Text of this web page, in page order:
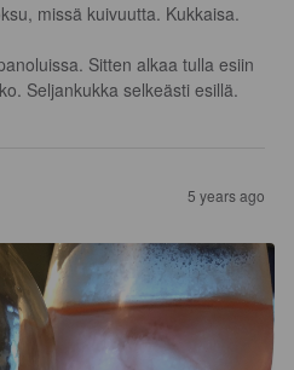
missä kuivuutta. Kukkaisa.
Sitten alkaa tulla esiin
Seljankukka selkeästi esillä.
5 years ago